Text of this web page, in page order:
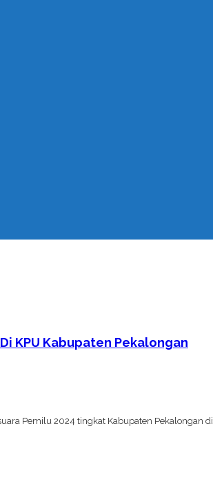
KPU Kabupaten Pekalongan
Pemilu 2024 tingkat Kabupaten